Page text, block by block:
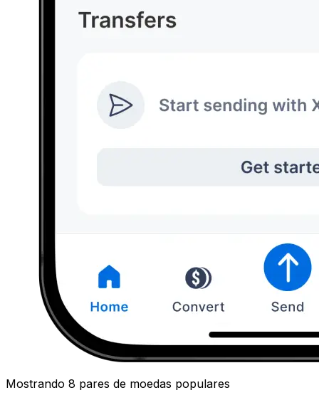
Mostrando 8 pares de moedas populares